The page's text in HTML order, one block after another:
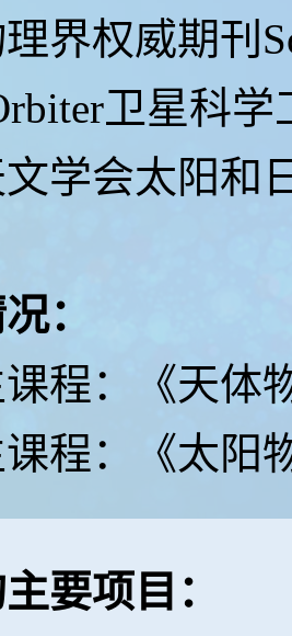
界权威期刊
卫星科学
学会太阳和
：
程：《天体
程：《太阳
要项目：